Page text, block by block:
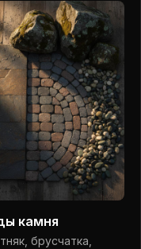
камня
брусчатка,